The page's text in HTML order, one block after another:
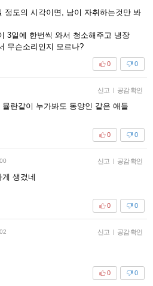
정도의 시각이면, 남이 자취하는것만 봐
3일에 한번씩 와서 청소해주고 냉장
무슨소리인지 모르나?
0
0
신고 | 공감 확인
란같이 누가봐도 동양인 같은 애들
0
0
신고 | 공감 확인
생겼네
0
0
신고 | 공감 확인
0
0